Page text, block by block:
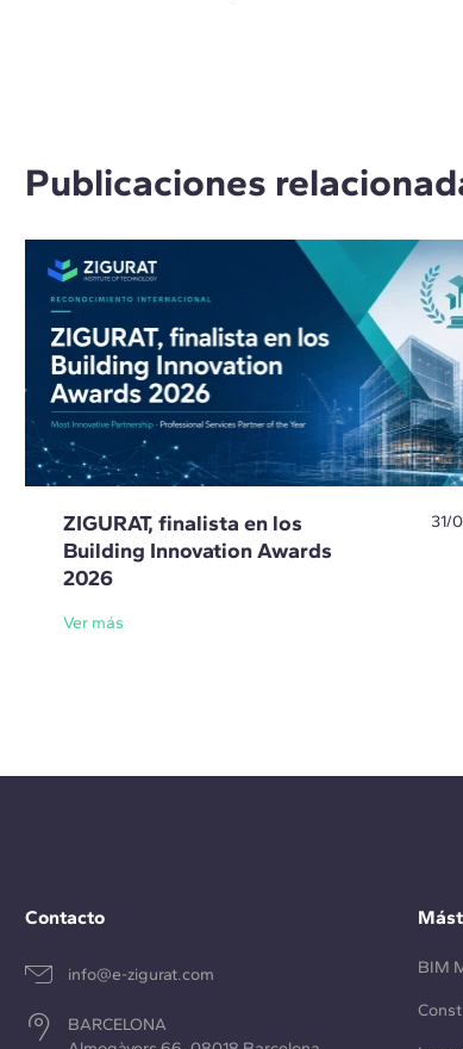
Publicaciones
ZIGURAT, finalista en los
Building Innovation Awards
2026
31/
Ver más
Contacto
info@e-zigurat.com
BARCELONA
BIM